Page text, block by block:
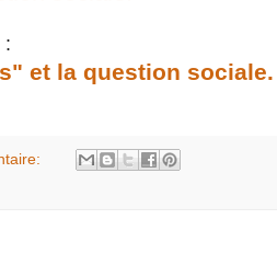
:
et la question sociale.